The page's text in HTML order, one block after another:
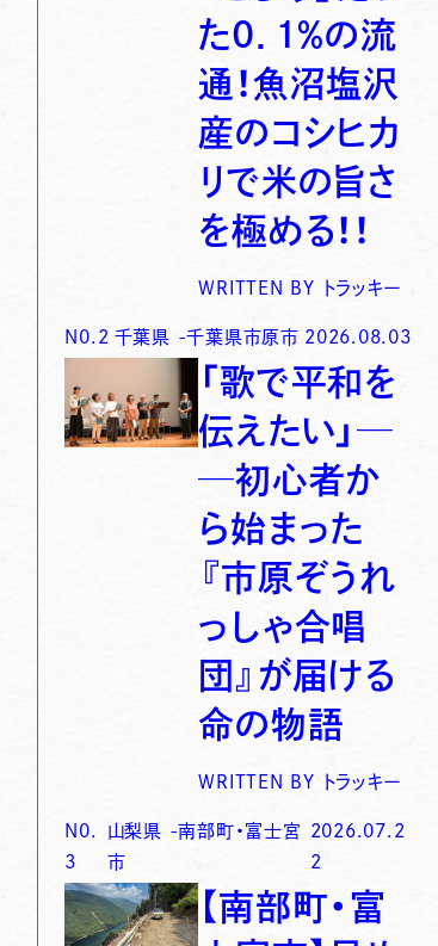
た0．1％の流
通！魚沼塩沢
産のコシヒカ
リで米の旨さ
を極める！！
WRITTEN BY トラッキー
N0. 2 千葉県 -千葉県市原市 2026.08.03
「歌で平和を
伝えたい」─
─初心者か
ら始まった
『市原ぞうれ
っしゃ合唱
団』が届ける
命の物語
WRITTEN BY トラッキー
N0.
3
山梨県 -南部町・富士宮
市
2026.07.2
2
【南部町・富